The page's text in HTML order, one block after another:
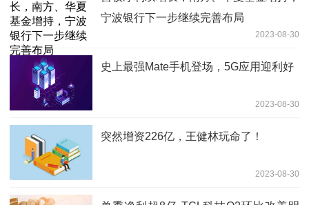
宁波银行下一步继续完善布局
2023-08-30
史上最强Mate手机登场，5G应用迎利好
2023-08-30
突然增资226亿，王健林玩命了！
2023-08-30